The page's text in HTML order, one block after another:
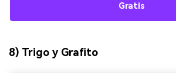
Gratis
8) Trigo y Grafito